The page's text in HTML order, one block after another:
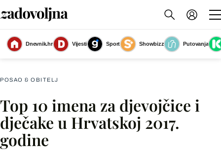
Dnevnik.hr Vijesti Sport Showbizz
Putovanja
Slika nije dostupna
POSAO & OBITELJ
Top 10 imena za djevojčice i
dječake u Hrvatskoj 2017.
godine
Facebook